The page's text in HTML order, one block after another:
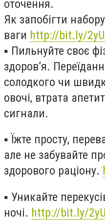
оточення.
Як запобігти набору
ваги http://bit.ly/
▪️ Пильнуйте своє
здоров’я.
солодкого чи
овочі, втрата
сигнали.
▪️ Їжте просту,
але не забувайте
здорового раціону.
▪️ Уникайте
ночі. http://bit.ly/